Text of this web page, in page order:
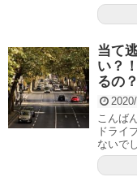
当て
い？
るの？
こんば
ドライ
ないで